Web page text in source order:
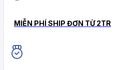
MIỄN PHÍ SHIP ĐƠN TỪ 2TR